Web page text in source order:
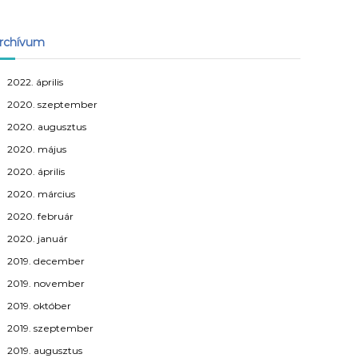
2022. április
2020. szeptember
2020. augusztus
2020. május
2020. április
2020. március
2020. február
2020. január
2019. december
2019. november
2019. október
2019. szeptember
2019. augusztus